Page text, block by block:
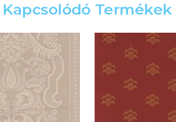
Kapcsolódó Termékek